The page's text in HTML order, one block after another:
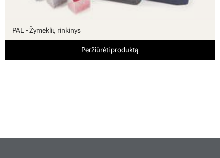
PAL - Žymeklių rinkinys
Peržiūrėti produktą